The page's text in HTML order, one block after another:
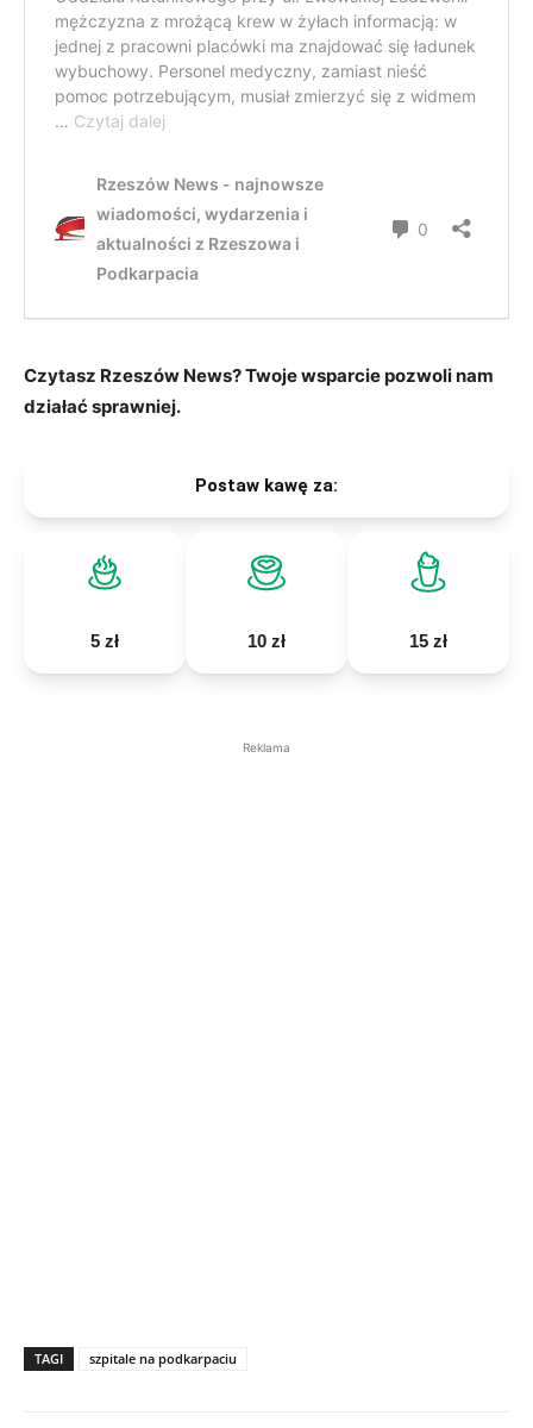
Czytasz Rzeszów News? Twoje wsparcie pozwoli nam
działać sprawniej.
Postaw kawę za:
5 zł 10 zł 15 zł
Reklama
TAGI szpitale na podkarpaciu